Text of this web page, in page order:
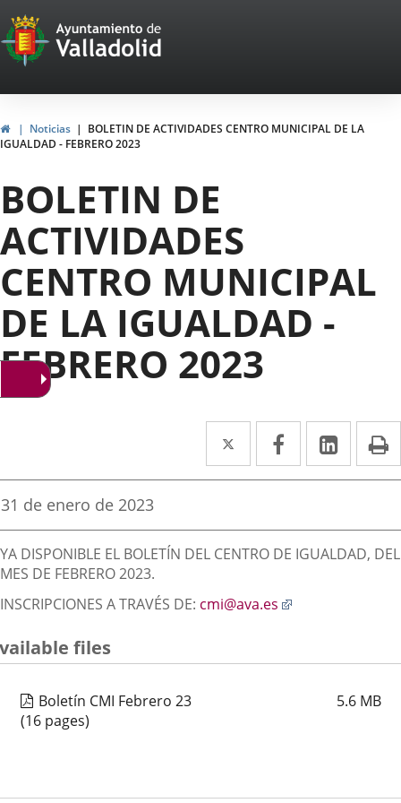
Portal
Web
del
Ayuntamiento
de
Valladolid
HomeNoticias
BOLETIN DE ACTIVIDADES CENTRO MUNICIPAL DE LA
IGUALDAD - FEBRERO 2023
BOLETIN DE
ACTIVIDADES
CENTRO MUNICIPAL
DE LA IGUALDAD -
FEBRERO 2023
Twitter
Enlace
a
aplicación
externa.
Facebook
Enlace
a
aplicación
externa.
Enlace
a
Fecha
la
noticia
31 de enero de 2023
Descripción
YA DISPONIBLE EL BOLETÍN DEL CENTRO DE IGUALDAD, DEL
MES DE FEBRERO 2023.
INSCRIPCIONES A TRAVÉS DE: cmi@ava.es
aplicación
files
Boletín CMI Febrero 23 5.6 MB
(16 pages)